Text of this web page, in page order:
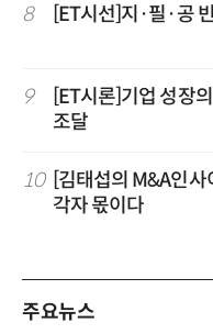
8 [ET시선]지·필·공
9
[ET시론]기업 성장
조달
10
[김태섭의 M&A인사
각자 몫이다
주요뉴스